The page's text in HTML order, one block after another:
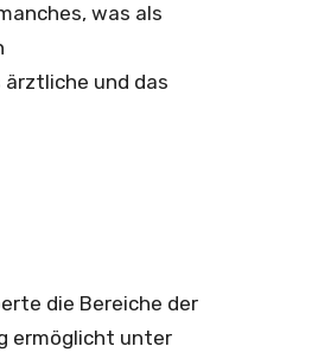
was als
ärztliche und das
die Bereiche der
ermöglicht unter